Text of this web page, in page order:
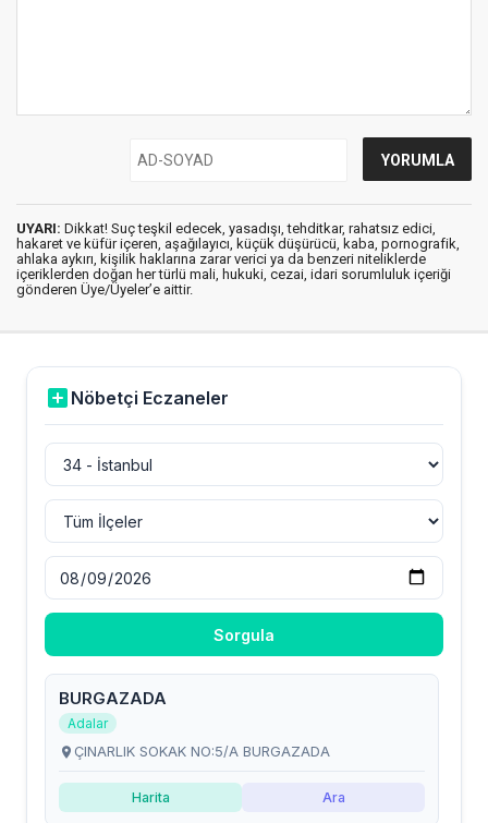
UYARI: Dikkat! Suç teşkil edecek, yasadışı, tehditkar, rahatsız edici,
hakaret ve küfür içeren, aşağılayıcı, küçük düşürücü, kaba, pornografik,
ahlaka aykırı, kişilik haklarına zarar verici ya da benzeri niteliklerde
içeriklerden doğan her türlü mali, hukuki, cezai, idari sorumluluk içeriği
gönderen Üye/Üyeler’e aittir.